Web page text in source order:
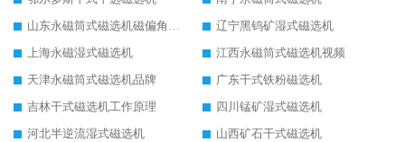
山东永磁筒式磁选机磁偏角怎么调整
辽宁黑钨矿湿式磁选机
上海永磁湿式磁选机
江西永磁筒式磁选机视频
天津永磁筒式磁选机品牌
广东干式铁粉磁选机
吉林干式磁选机工作原理
四川锰矿湿式磁选机
河北半逆流湿式磁选机
山西矿石干式磁选机